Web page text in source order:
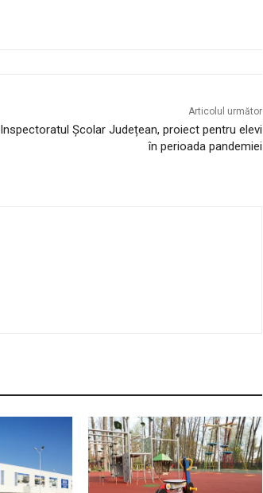
Articolul următor
Inspectoratul Școlar Județean, proiect pentru elevi
în perioada pandemiei